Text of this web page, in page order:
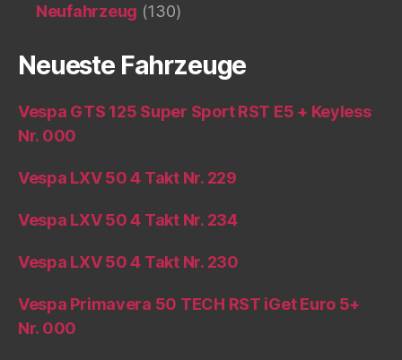
Neufahrzeug (130)
Neueste Fahrzeuge
Vespa GTS 125 Super Sport RST E5 + Keyless
Nr. 000
Vespa LXV 50 4 Takt Nr. 229
Vespa LXV 50 4 Takt Nr. 234
Vespa LXV 50 4 Takt Nr. 230
Vespa Primavera 50 TECH RST iGet Euro 5+
Nr. 000